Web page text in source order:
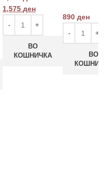
1,575 ден
ВО
КОШНИЧКА
890 ден
ВО